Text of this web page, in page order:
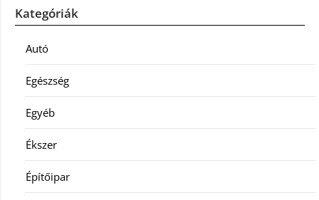
Kategóriák
Autó
Egészség
Egyéb
Ékszer
Építőipar